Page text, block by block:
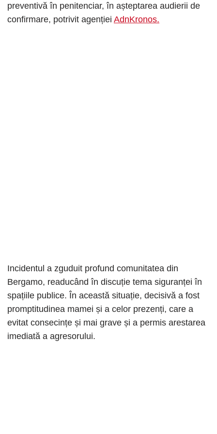
preventivă în penitenciar, în așteptarea audierii de
confirmare, potrivit agenției AdnKronos.
Incidentul a zguduit profund comunitatea din
Bergamo, readucând în discuție tema siguranței în
spațiile publice. În această situație, decisivă a fost
promptitudinea mamei și a celor prezenți, care a
evitat consecințe și mai grave și a permis arestarea
imediată a agresorului.